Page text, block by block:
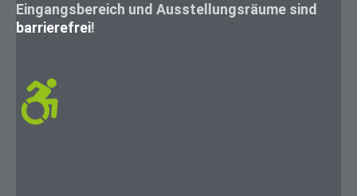
Eingangsbereich und Ausstellungsräume sind
barrierefrei!